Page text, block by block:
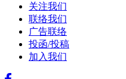
关注我们
联络我们
广告联络
投函/投稿
加入我们